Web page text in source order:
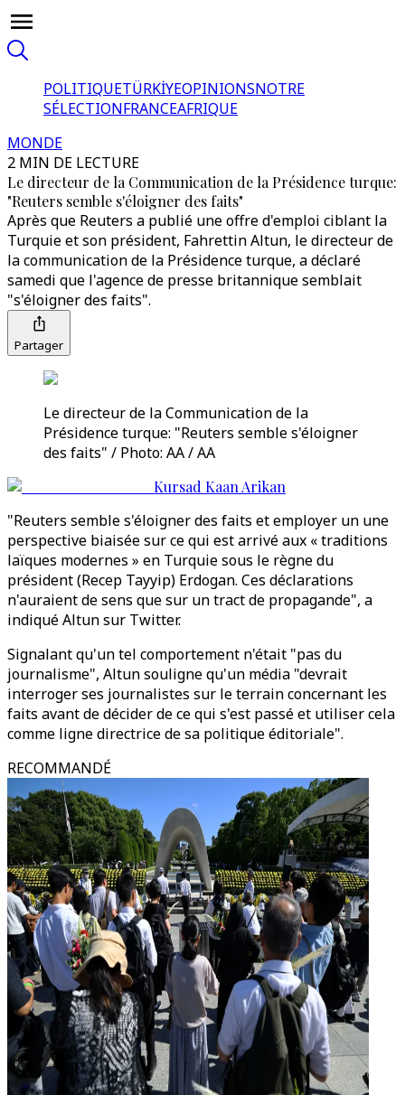
POLITIQUETÜRKİYEOPINIONSNOTRE
SÉLECTIONFRANCEAFRIQUE
MONDE
2 MIN DE LECTURE
Le directeur de la Communication de la Présidence turque:
"Reuters semble s'éloigner des faits"
Après que Reuters a publié une offre d'emploi ciblant la
Turquie et son président, Fahrettin Altun, le directeur de
la communication de la Présidence turque, a déclaré
samedi que l'agence de presse britannique semblait
"s'éloigner des faits".
Partager
Le directeur de la Communication de la
Présidence turque: "Reuters semble s'éloigner
des faits" / Photo: AA / AA
Kursad Kaan Arikan
"Reuters semble s'éloigner des faits et employer un une
perspective biaisée sur ce qui est arrivé aux « traditions
laïques modernes » en Turquie sous le règne du
président (Recep Tayyip) Erdogan. Ces déclarations
n'auraient de sens que sur un tract de propagande", a
indiqué Altun sur Twitter.
Signalant qu'un tel comportement n'était "pas du
journalisme", Altun souligne qu'un média "devrait
interroger ses journalistes sur le terrain concernant les
faits avant de décider de ce qui s'est passé et utiliser cela
comme ligne directrice de sa politique éditoriale".
RECOMMANDÉ